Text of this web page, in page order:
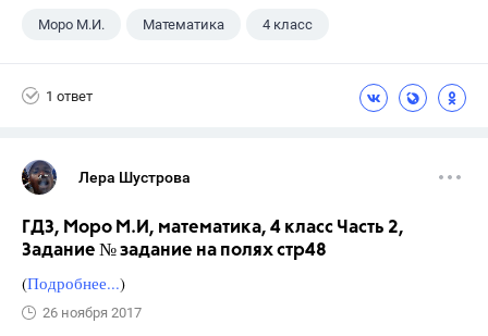
Моро М.И. Математика 4 класс
1 ответ
Лера Шустрова
ГДЗ, Моро М.И, математика, 4 класс Часть 2,
Задание № задание на полях стр48
(Подробнее...)
26 ноября 2017